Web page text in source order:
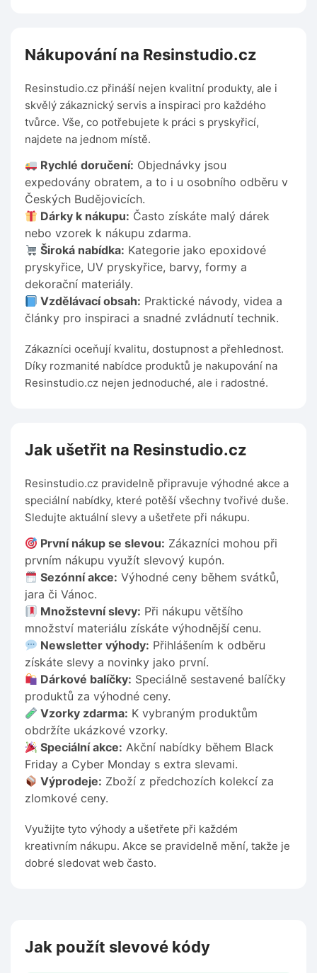
Nákupování na Resinstudio.cz
Resinstudio.cz přináší nejen kvalitní produkty, ale i
skvělý zákaznický servis a inspiraci pro každého
tvůrce. Vše, co potřebujete k práci s pryskyřicí,
najdete na jednom místě.
Rychlé doručení: Objednávky jsou
expedovány obratem, a to i u osobního odběru v
Českých Budějovicích.
Dárky k nákupu: Často získáte malý dárek
nebo vzorek k nákupu zdarma.
Široká nabídka: Kategorie jako epoxidové
pryskyřice, UV pryskyřice, barvy, formy a
dekorační materiály.
Vzdělávací obsah: Praktické návody, videa a
články pro inspiraci a snadné zvládnutí technik.
Zákazníci oceňují kvalitu, dostupnost a přehlednost.
Díky rozmanité nabídce produktů je nakupování na
Resinstudio.cz nejen jednoduché, ale i radostné.
Jak ušetřit na Resinstudio.cz
Resinstudio.cz pravidelně připravuje výhodné akce a
speciální nabídky, které potěší všechny tvořivé duše.
Sledujte aktuální slevy a ušetřete při nákupu.
První nákup se slevou: Zákazníci mohou při
prvním nákupu využít slevový kupón.
Sezónní akce: Výhodné ceny během svátků,
jara či Vánoc.
Množstevní slevy: Při nákupu většího
množství materiálu získáte výhodnější cenu.
Newsletter výhody: Přihlášením k odběru
získáte slevy a novinky jako první.
Dárkové balíčky: Speciálně sestavené balíčky
produktů za výhodné ceny.
Vzorky zdarma: K vybraným produktům
obdržíte ukázkové vzorky.
Speciální akce: Akční nabídky během Black
Friday a Cyber Monday s extra slevami.
Výprodeje: Zboží z předchozích kolekcí za
zlomkové ceny.
Využijte tyto výhody a ušetřete při každém
kreativním nákupu. Akce se pravidelně mění, takže je
dobré sledovat web často.
Jak použít slevové kódy